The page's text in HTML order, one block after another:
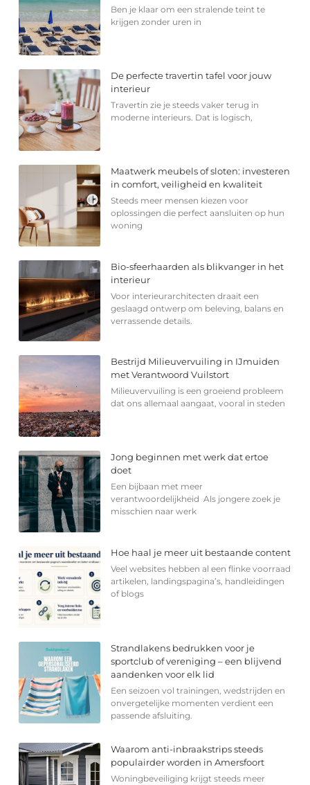
Ben je klaar om een stralende teint te
krijgen zonder uren in
De perfecte travertin tafel voor jouw
interieur
Travertin zie je steeds vaker terug in
moderne interieurs. Dat is logisch,
Maatwerk meubels of sloten: investeren
in comfort, veiligheid en kwaliteit
Steeds meer mensen kiezen voor
oplossingen die perfect aansluiten op hun
woning
Bio-sfeerhaarden als blikvanger in het
interieur
Voor interieurarchitecten draait een
geslaagd ontwerp om beleving, balans en
verrassende details.
Bestrijd Milieuvervuiling in IJmuiden
met Verantwoord Vuilstort
Milieuvervuiling is een groeiend probleem
dat ons allemaal aangaat, vooral in steden
Jong beginnen met werk dat ertoe
doet
Een bijbaan met meer
verantwoordelijkheid Als jongere zoek je
misschien naar werk
Hoe haal je meer uit bestaande content
Veel websites hebben al een flinke voorraad
artikelen, landingspagina’s, handleidingen
of blogs
Strandlakens bedrukken voor je
sportclub of vereniging – een blijvend
aandenken voor elk lid
Een seizoen vol trainingen, wedstrijden en
onvergetelijke momenten verdient een
passende afsluiting.
Waarom anti-inbraakstrips steeds
populairder worden in Amersfoort
Woningbeveiliging krijgt steeds meer